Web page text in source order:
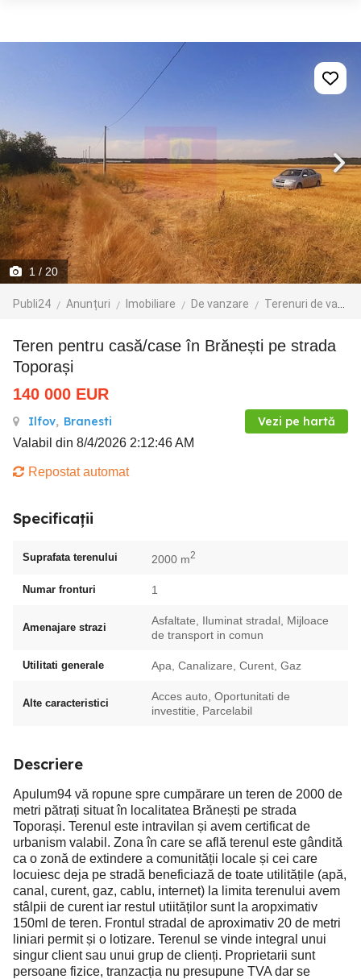
1 / 20
Publi24 Anunțuri Imobiliare De vanzare Terenuri de vanzare
Teren pentru casă/case în Brănești pe strada
Toporași
140 000 EUR
Ilfov, Branesti Vezi pe hartă
Valabil din 8/4/2026 2:12:46 AM
Repostat automat
Specificații
Suprafata terenului 2000 m2
Numar fronturi 1
Amenajare strazi
Asfaltate, Iluminat stradal, Mijloace
de transport in comun
Utilitati generale Apa, Canalizare, Curent, Gaz
Alte caracteristici
Acces auto, Oportunitati de
investitie, Parcelabil
Descriere
Apulum94 vă ropune spre cumpărare un teren de 2000 de
metri pătrați situat în localitatea Brănești pe strada
Toporași. Terenul este intravilan și avem certificat de
urbanism valabil. Zona în care se află terenul este gândită
ca o zonă de extindere a comunității locale și cei care
locuiesc deja pe stradă beneficiază de toate utilitățile (apă,
canal, curent, gaz, cablu, internet) la limita terenului avem
stâlpii de curent iar restul utiităților sunt la aropximativ
150ml de teren. Frontul stradal de aproximativ 20 de metri
liniari permit și o lotizare. Terenul se vinde integral unui
singur client sau unui grup de clienți. Proprietarii sunt
persoane fizice, tranzacția nu presupune TVA dar se